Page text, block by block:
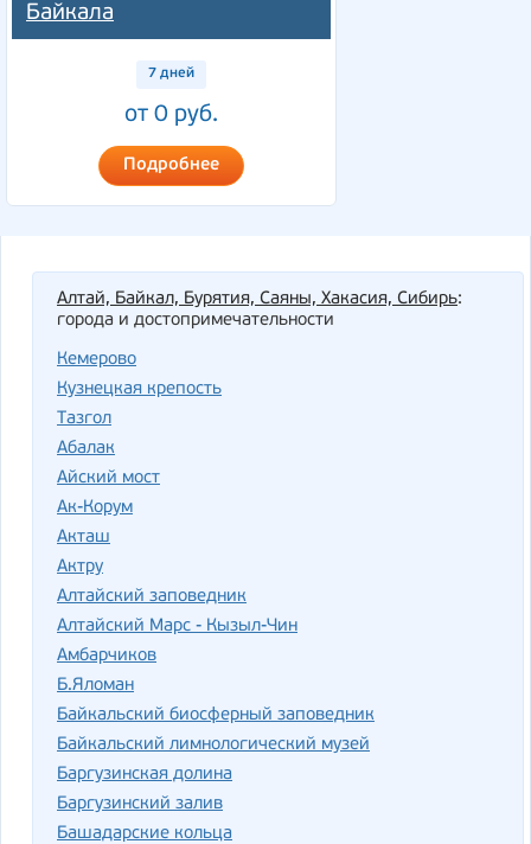
Байкала
7 дней
от 0 руб.
Подробнее
Алтай, Байкал, Бурятия, Саяны, Хакасия, Сибирь:
города и достопримечательности
Кемерово
Кузнецкая крепость
Тазгол
Абалак
Айский мост
Ак-Корум
Акташ
Актру
Алтайский заповедник
Алтайский Марс - Кызыл-Чин
Амбарчиков
Б.Яломан
Байкальский биосферный заповедник
Байкальский лимнологический музей
Баргузинская долина
Баргузинский залив
Башадарские кольца